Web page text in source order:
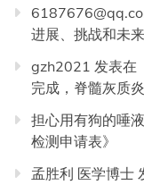
进展、挑战和未
gzh2021 发表在
完成，脊髓灰质
担心用有狗的唾
检测申请表》
孟胜利 医学博士